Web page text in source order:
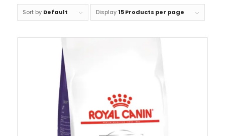
Sort by Default Display 15 Products per page